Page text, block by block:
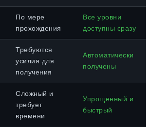
По мере
прохождения
Все уровни
доступны сразу
Требуются
усилия для
получения
Автоматически
получены
Сложный и
требует
времени
Упрощенный и
быстрый